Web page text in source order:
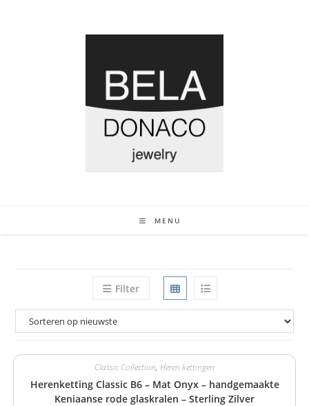
MENU
Filter
Classic Collection, Heren kettingen
Herenketting Classic B6 – Mat Onyx – handgemaakte
Keniaanse rode glaskralen – Sterling Zilver